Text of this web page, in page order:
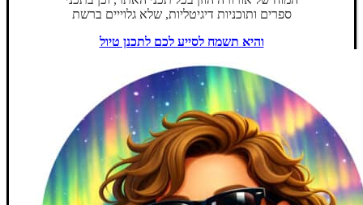
ספרים ותוכניות דיגיטליות, שלא גלוייים ברשת
והיא תשמח לסייע לכם לתכנן טיול